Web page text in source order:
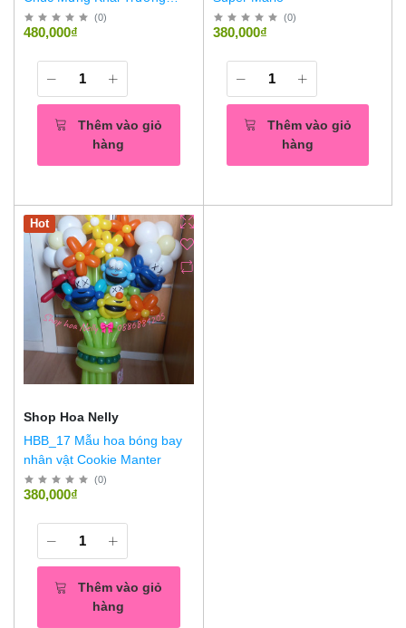
Thần Tài Đến
(0)
480,000₫
Thêm vào giỏ
hàng
(0)
380,000₫
Thêm vào giỏ
hàng
Hot
Shop Hoa Nelly
HBB_17 Mẫu hoa bóng bay
nhân vật Cookie Manter
(0)
380,000₫
Thêm vào giỏ
hàng